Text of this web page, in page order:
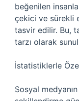
beğenilen
çekici ve sürekli
tasvir edilir. Bu,
tarzı olarak
İstatistiklerle
Sosyal